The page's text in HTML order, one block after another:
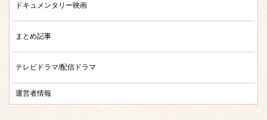
ドキュメンタリー映画
まとめ記事
テレビドラマ/配信ドラマ
運営者情報